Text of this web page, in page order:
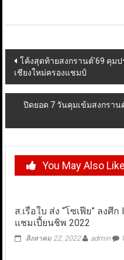
Post
navigation
โค้งสุดท้ายสงกรานต์’69 คุมป
เชียงใหม่ครองแชมป์
ปิดยอด 7 วันคุมเข้มสงกราน
You May Also Like
ส.เรือใบ ส่ง “โซเฟีย” ลงศึก
แชมเปี้ยนชิพ 2022
สิงหาคม 22, 2022 admin